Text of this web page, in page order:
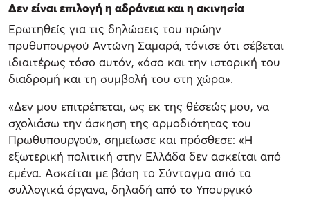
Δεν είναι επιλογή η αδράνεια και η ακινησία
Ερωτηθείς για τις δηλώσεις του πρώην
πρυθυπουργού Αντώνη Σαμαρά, τόνισε ότι σέβεται
ιδιαιτέρως τόσο αυτόν, «όσο και την ιστορική του
διαδρομή και τη συμβολή του στη χώρα».
«Δεν μου επιτρέπεται, ως εκ της θέσεώς μου, να
σχολιάσω την άσκηση της αρμοδιότητας του
Πρωθυπουργού», σημείωσε και πρόσθεσε: «Η
εξωτερική πολιτική στην Ελλάδα δεν ασκείται από
εμένα. Ασκείται με βάση το Σύνταγμα από τα
συλλογικά όργανα, δηλαδή από το Υπουργικό